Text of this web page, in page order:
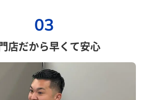
03
店だから早くて安心